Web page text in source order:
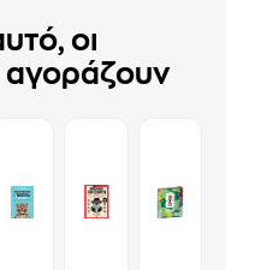
οι
αγοράζουν